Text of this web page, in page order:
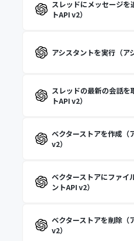
スレッドにメッセージを
トAPI v2）
アシスタントを実行（ア
スレッドの最新の会話を
トAPI v2）
ベクターストアを作成（
v2）
ベクターストアにファイ
ントAPI v2）
ベクターストアを削除（
v2）